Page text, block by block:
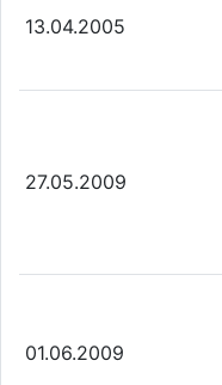
13.04.2005
27.05.2009
01.06.2009